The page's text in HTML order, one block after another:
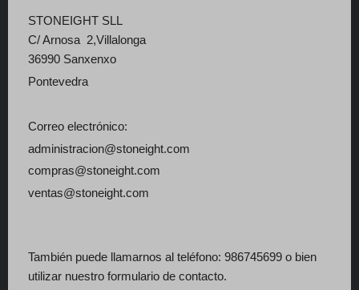
STONEIGHT SLL
C/ Arnosa 2,Villalonga
36990 Sanxenxo
Pontevedra
Correo electrónico:
administracion@stoneight.com
compras@stoneight.com
ventas@stoneight.com
También puede llamarnos al teléfono: 986745699 o bien
utilizar nuestro formulario de contacto.